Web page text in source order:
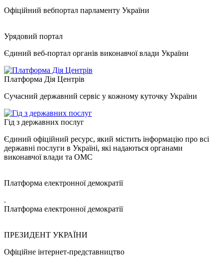
Офіційний вебпортал парламенту України
Урядовий портал
Єдиний веб-портал органів виконавчої влади України
Платформа Дія Центрів
Сучасний державний сервіс у кожному куточку України
Гід з державних послуг
Єдиний офіційний ресурс, який містить інформацію про всі
державні послуги в Україні, які надаються органами
виконавчої влади та ОМС
Платформа електронної демократії
.
Платформа електронної демократії
ПРЕЗИДЕНТ УКРАЇНИ
Офіційне інтернет-представництво